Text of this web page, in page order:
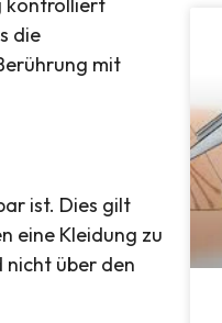
die
mit
ist. Dies gilt
eine Kleidung zu
nicht über den